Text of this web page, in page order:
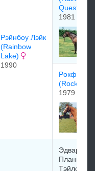
Pэйнбоу Лэйк
(Rainbow
Lake)
1990
Quest)
1981
Pокфеcт
(Rockfest)
1979
Эдвaрд
Плaнкeтт
Tэйлoр